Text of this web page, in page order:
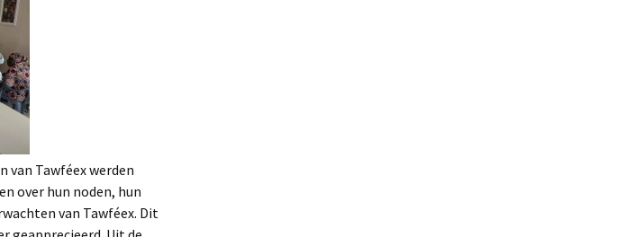
van Tawféex werden
over hun noden, hun
van Tawféex. Dit